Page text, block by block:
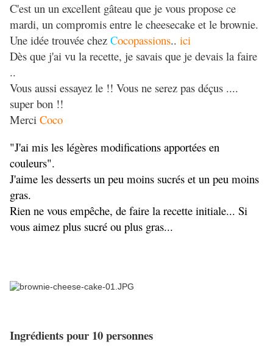
C'est un un excellent gâteau que je vous propose ce
mardi, un compromis entre le cheesecake et le brownie.
Une idée trouvée chez Cocopassions.. ici
Dès que j'ai vu la recette, je savais que je devais la faire
..
Vous aussi essayez le !! Vous ne serez pas déçus ....
super bon !!
Merci Coco
"J'ai mis les légères modifications apportées en
couleurs".
J'aime les desserts un peu moins sucrés et un peu moins
gras.
Rien ne vous empêche, de faire la recette initiale... Si
vous aimez plus sucré ou plus gras...
Ingrédients pour 10 personnes